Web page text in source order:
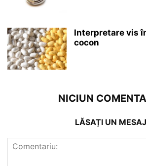
Interpretare vis
cocon
NICIUN
LĂSAȚI UN MESAJ